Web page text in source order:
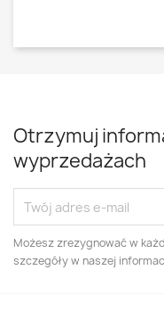
Otrzymuj
wyprzedażach
Możesz zrezygnować w
szczegóły w naszej